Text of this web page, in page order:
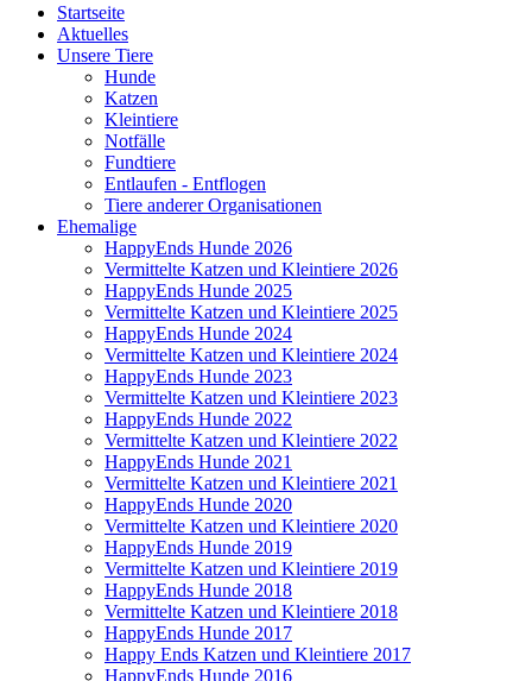
Startseite
Aktuelles
Unsere Tiere
Hunde
Katzen
Kleintiere
Notfälle
Fundtiere
Entlaufen - Entflogen
Tiere anderer Organisationen
Ehemalige
HappyEnds Hunde 2026
Vermittelte Katzen und Kleintiere 2026
HappyEnds Hunde 2025
Vermittelte Katzen und Kleintiere 2025
HappyEnds Hunde 2024
Vermittelte Katzen und Kleintiere 2024
HappyEnds Hunde 2023
Vermittelte Katzen und Kleintiere 2023
HappyEnds Hunde 2022
Vermittelte Katzen und Kleintiere 2022
HappyEnds Hunde 2021
Vermittelte Katzen und Kleintiere 2021
HappyEnds Hunde 2020
Vermittelte Katzen und Kleintiere 2020
HappyEnds Hunde 2019
Vermittelte Katzen und Kleintiere 2019
HappyEnds Hunde 2018
Vermittelte Katzen und Kleintiere 2018
HappyEnds Hunde 2017
Happy Ends Katzen und Kleintiere 2017
HappyEnds Hunde 2016